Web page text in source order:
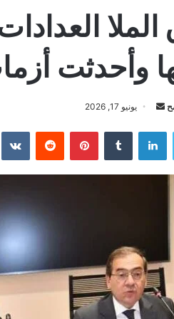
وأحدثت
أرسل
إلكترونيا
يونيو 17, 2026
تويتر لينكدإن بينتيريست